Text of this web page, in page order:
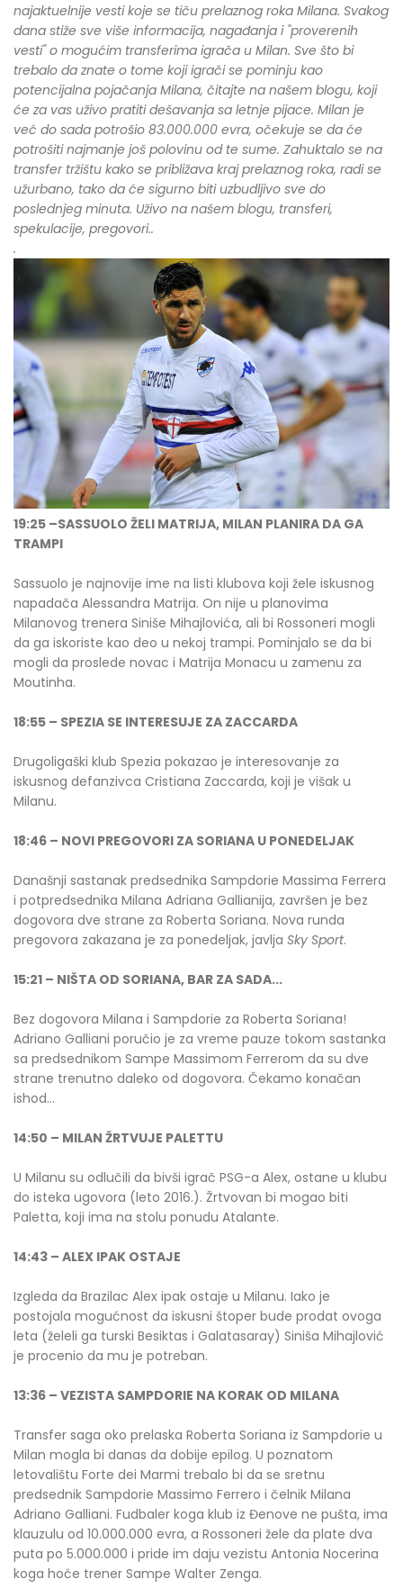
najaktuelnije vesti koje se tiču prelaznog roka Milana. Svakog
dana stiže sve više informacija, nagađanja i "proverenih
vesti" o mogućim transferima igrača u Milan. Sve što bi
trebalo da znate o tome koji igrači se pominju kao
potencijalna pojačanja Milana, čitajte na našem blogu, koji
će za vas uživo pratiti dešavanja sa letnje pijace. Milan je
već do sada potrošio 83.000.000 evra, očekuje se da će
potrošiti najmanje još polovinu od te sume. Zahuktalo se na
transfer tržištu kako se približava kraj prelaznog roka, radi se
užurbano, tako da će sigurno biti uzbudljivo sve do
poslednjeg minuta. Uživo na našem blogu, transferi,
spekulacije, pregovori..
.
19:25 –SASSUOLO ŽELI MATRIJA, MILAN PLANIRA DA GA
TRAMPI
Sassuolo je najnovije ime na listi klubova koji žele iskusnog
napadača Alessandra Matrija. On nije u planovima
Milanovog trenera Siniše Mihajlovića, ali bi Rossoneri mogli
da ga iskoriste kao deo u nekoj trampi. Pominjalo se da bi
mogli da proslede novac i Matrija Monacu u zamenu za
Moutinha.
18:55 – SPEZIA SE INTERESUJE ZA ZACCARDA
Drugoligaški klub Spezia pokazao je interesovanje za
iskusnog defanzivca Cristiana Zaccarda, koji je višak u
Milanu.
18:46 – NOVI PREGOVORI ZA SORIANA U PONEDELJAK
Današnji sastanak predsednika Sampdorie Massima Ferrera
i potpredsednika Milana Adriana Gallianija, završen je bez
dogovora dve strane za Roberta Soriana. Nova runda
pregovora zakazana je za ponedeljak, javlja Sky Sport.
15:21 – NIŠTA OD SORIANA, BAR ZA SADA...
Bez dogovora Milana i Sampdorie za Roberta Soriana!
Adriano Galliani poručio je za vreme pauze tokom sastanka
sa predsednikom Sampe Massimom Ferrerom da su dve
strane trenutno daleko od dogovora. Čekamo konačan
ishod...
14:50 – MILAN ŽRTVUJE PALETTU
U Milanu su odlučili da bivši igrač PSG-a Alex, ostane u klubu
do isteka ugovora (leto 2016.). Žrtvovan bi mogao biti
Paletta, koji ima na stolu ponudu Atalante.
14:43 – ALEX IPAK OSTAJE
Izgleda da Brazilac Alex ipak ostaje u Milanu. Iako je
postojala mogućnost da iskusni štoper bude prodat ovoga
leta (želeli ga turski Besiktas i Galatasaray) Siniša Mihajlović
je procenio da mu je potreban.
13:36 – VEZISTA SAMPDORIE NA KORAK OD MILANA
Transfer saga oko prelaska Roberta Soriana iz Sampdorie u
Milan mogla bi danas da dobije epilog. U poznatom
letovalištu Forte dei Marmi trebalo bi da se sretnu
predsednik Sampdorie Massimo Ferrero i čelnik Milana
Adriano Galliani. Fudbaler koga klub iz Đenove ne pušta, ima
klauzulu od 10.000.000 evra, a Rossoneri žele da plate dva
puta po 5.000.000 i pride im daju vezistu Antonia Nocerina
koga hoće trener Sampe Walter Zenga.